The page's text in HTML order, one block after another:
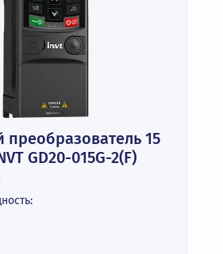
преобразователь 15
GD20-015G-2(F)